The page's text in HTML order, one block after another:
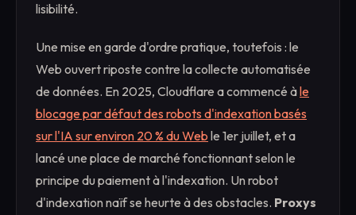
lisibilité.
Une mise en garde d'ordre pratique, toutefois : le
Web ouvert riposte contre la collecte automatisée
de données. En 2025, Cloudflare a commencé àle
blocage par défaut des robots d'indexation basés
sur l'IA sur environ 20 % du Web le 1er juillet, et a
lancé une place de marché fonctionnant selon le
principe du paiement à l'indexation. Un robot
d'indexation naïf se heurte à des obstacles. Proxys